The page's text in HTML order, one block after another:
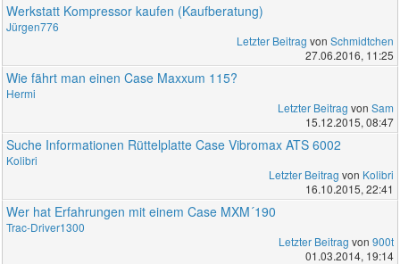
Werkstatt Kompressor kaufen (Kaufberatung)
Jürgen776
Letzter Beitrag von Schmidtchen
27.06.2016, 11:25
Wie fährt man einen Case Maxxum 115?
Hermi
Letzter Beitrag von Sam
15.12.2015, 08:47
Suche Informationen Rüttelplatte Case Vibromax ATS 6002
Kolibri
Letzter Beitrag von Kolibri
16.10.2015, 22:41
Wer hat Erfahrungen mit einem Case MXM´190
Trac-Driver1300
Letzter Beitrag von 900t
01.03.2014, 19:14